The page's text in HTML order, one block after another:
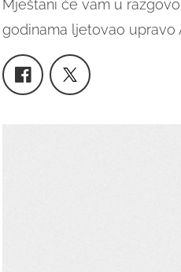
Mještani će vam u
godinama ljetovao upravo